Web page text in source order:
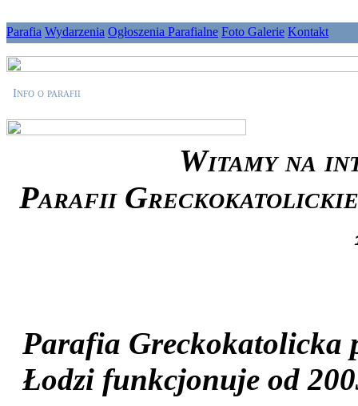
Parafia Wydarzenia Ogłoszenia Parafialne Foto Galerie Kontakt
Info o parafii
Witamy na
Parafii
Parafia Greckokatolicka
Łodzi funkcjonuje od